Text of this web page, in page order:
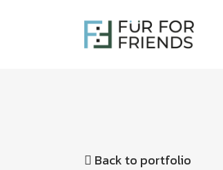
Back to portfolio